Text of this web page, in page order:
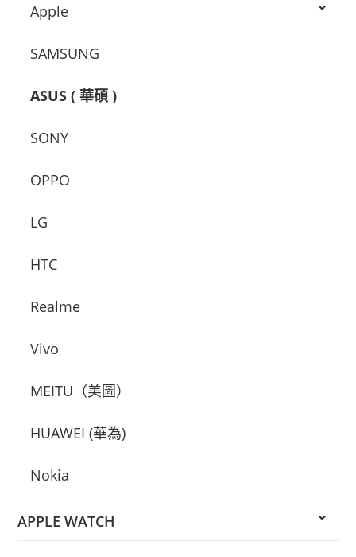
Apple
SAMSUNG
ASUS ( 華碩 )
SONY
OPPO
LG
HTC
Realme
Vivo
MEITU（美圖）
HUAWEI (華為)
Nokia
APPLE WATCH